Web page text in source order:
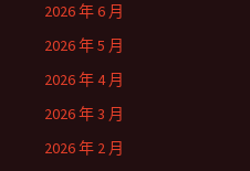
2026 年 6 月
2026 年 5 月
2026 年 4 月
2026 年 3 月
2026 年 2 月